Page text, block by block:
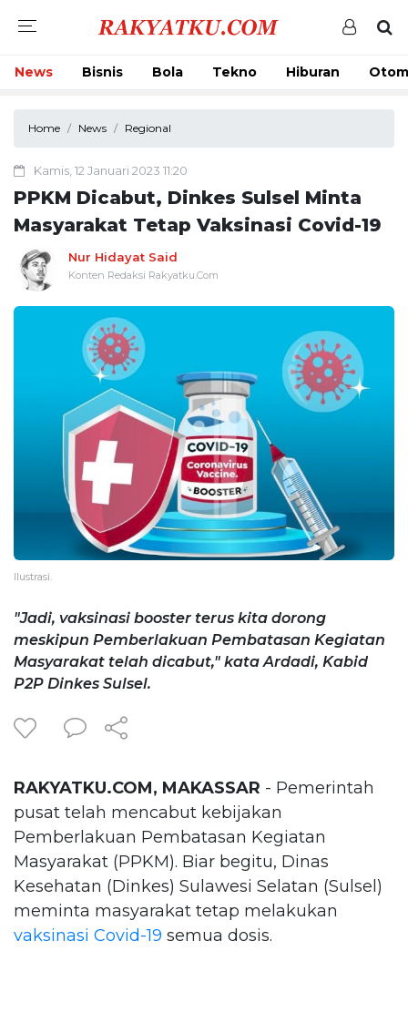
News Bisnis Bola Tekno Hiburan
Home News Regional
Kamis, 12 Januari 2023 11:20
PPKM Dicabut, Dinkes Sulsel Minta
Masyarakat Tetap Vaksinasi Covid-19
Nur Hidayat Said
Konten Redaksi Rakyatku.Com
Ilustrasi.
"Jadi, vaksinasi booster terus kita dorong
meskipun Pemberlakuan Pembatasan Kegiatan
Masyarakat telah dicabut," kata Ardadi, Kabid
P2P Dinkes Sulsel.
RAKYATKU.COM, MAKASSAR - Pemerintah
pusat telah mencabut kebijakan
Pemberlakuan Pembatasan Kegiatan
Masyarakat (PPKM). Biar begitu, Dinas
Kesehatan (Dinkes) Sulawesi Selatan (Sulsel)
meminta masyarakat tetap melakukan
vaksinasi Covid-19 semua dosis.